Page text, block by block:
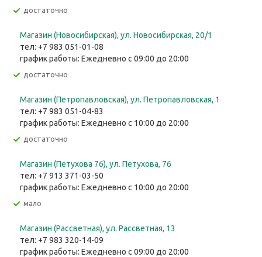
Достаточно
Магазин (Новосибирская), ул. Новосибирская, 20/1
тел: +7 983 051-01-08
график работы: Ежедневно с 09:00 до 20:00
Достаточно
Магазин (Петропавловская), ул. Петропавловская, 1
тел: +7 983 051-04-83
график работы: Ежедневно с 10:00 до 20:00
Достаточно
Магазин (Петухова 76), ул. Петухова, 76
тел: +7 913 371-03-50
график работы: Ежедневно с 10:00 до 20:00
Мало
Магазин (Рассветная), ул. Рассветная, 13
тел: +7 983 320-14-09
график работы: Ежедневно с 09:00 до 20:00